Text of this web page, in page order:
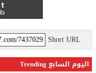
Short URL
اليوم السابع Trending